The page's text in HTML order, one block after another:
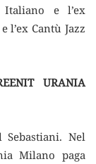
e l’ex
l’ex Cantù Jazz
URANIA
Nel
Milano paga